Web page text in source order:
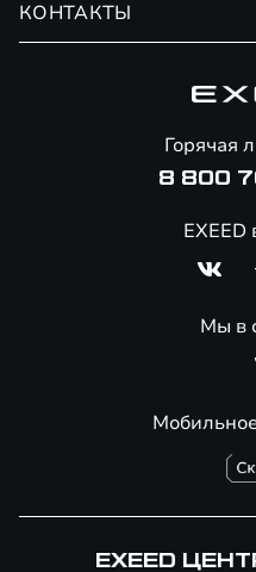
Сервис
Помощь на дорогах
Специальные
КОНТАКТЫ
Горячая
8 800
EXEED
Мы в
EXEED